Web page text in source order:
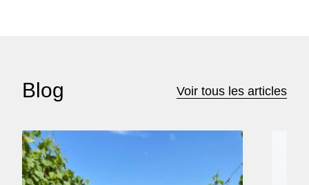
Blog Voir tous les articles